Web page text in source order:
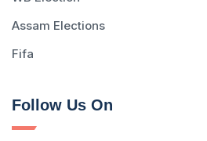
Assam Elections
Fifa
Follow Us On